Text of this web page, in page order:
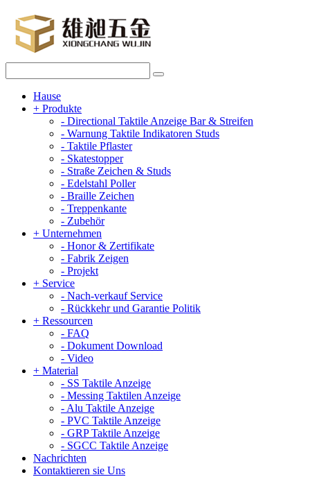
Hause
+ Produkte
- Directional Taktile Anzeige Bar & Streifen
- Warnung Taktile Indikatoren Studs
- Taktile Pflaster
- Skatestopper
- Straße Zeichen & Studs
- Edelstahl Poller
- Braille Zeichen
- Treppenkante
- Zubehör
+ Unternehmen
- Honor & Zertifikate
- Fabrik Zeigen
- Projekt
+ Service
- Nach-verkauf Service
- Rückkehr und Garantie Politik
+ Ressourcen
- FAQ
- Dokument Download
- Video
+ Material
- SS Taktile Anzeige
- Messing Taktilen Anzeige
- Alu Taktile Anzeige
- PVC Taktile Anzeige
- GRP Taktile Anzeige
- SGCC Taktile Anzeige
Nachrichten
Kontaktieren sie Uns